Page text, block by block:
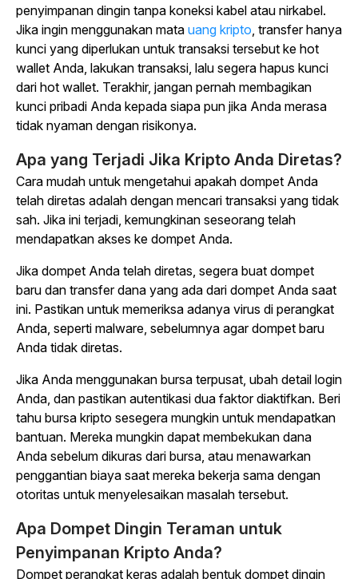
penyimpanan dingin tanpa koneksi kabel atau nirkabel.
Jika ingin menggunakan mata uang kripto, transfer hanya
kunci yang diperlukan untuk transaksi tersebut ke hot
wallet Anda, lakukan transaksi, lalu segera hapus kunci
dari hot wallet. Terakhir, jangan pernah membagikan
kunci pribadi Anda kepada siapa pun jika Anda merasa
tidak nyaman dengan risikonya.
Apa yang Terjadi Jika Kripto Anda Diretas?
Cara mudah untuk mengetahui apakah dompet Anda
telah diretas adalah dengan mencari transaksi yang tidak
sah. Jika ini terjadi, kemungkinan seseorang telah
mendapatkan akses ke dompet Anda.
Jika dompet Anda telah diretas, segera buat dompet
baru dan transfer dana yang ada dari dompet Anda saat
ini. Pastikan untuk memeriksa adanya virus di perangkat
Anda, seperti malware, sebelumnya agar dompet baru
Anda tidak diretas.
Jika Anda menggunakan bursa terpusat, ubah detail login
Anda, dan pastikan autentikasi dua faktor diaktifkan. Beri
tahu bursa kripto sesegera mungkin untuk mendapatkan
bantuan. Mereka mungkin dapat membekukan dana
Anda sebelum dikuras dari bursa, atau menawarkan
penggantian biaya saat mereka bekerja sama dengan
otoritas untuk menyelesaikan masalah tersebut.
Apa Dompet Dingin Teraman untuk
Penyimpanan Kripto Anda?
Dompet perangkat keras adalah bentuk dompet dingin